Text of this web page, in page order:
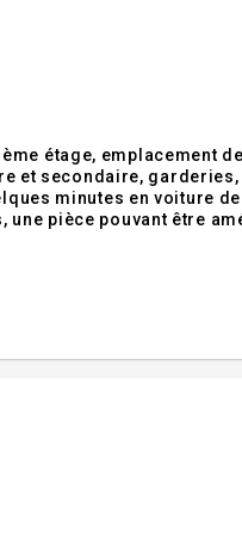
étage,
et secondaire,
minutes en voiture
pièce pouvant être